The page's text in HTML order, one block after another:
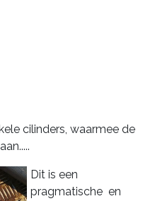
cilinders, waarmee de
Dit is een
pragmatische en